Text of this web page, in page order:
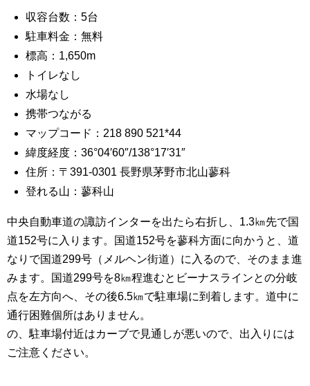
収容台数：5台
駐車料金：無料
標高：1,650m
トイレなし
水場なし
携帯つながる
マップコード：218 890 521*44
緯度経度：36°04′60″/138°17′31″
住所：〒391-0301 長野県茅野市北山蓼科
登れる山：蓼科山
中央自動車道の諏訪インターを出たら右折し、1.3㎞先で国
道152号に入ります。国道152号を蓼科方面に向かうと、道
なりで国道299号（メルヘン街道）に入るので、そのまま進
みます。国道299号を8㎞程進むとビーナスラインとの分岐
点を左方向へ、その後6.5㎞で駐車場に到着します。道中に
通行困難個所はありません。
の、駐車場付近はカーブで見通しが悪いので、出入りには
ご注意ください。